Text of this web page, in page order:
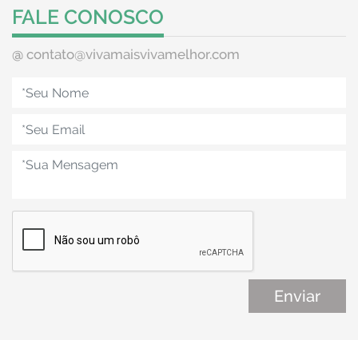
FALE CONOSCO
@ contato@vivamaisvivamelhor.com